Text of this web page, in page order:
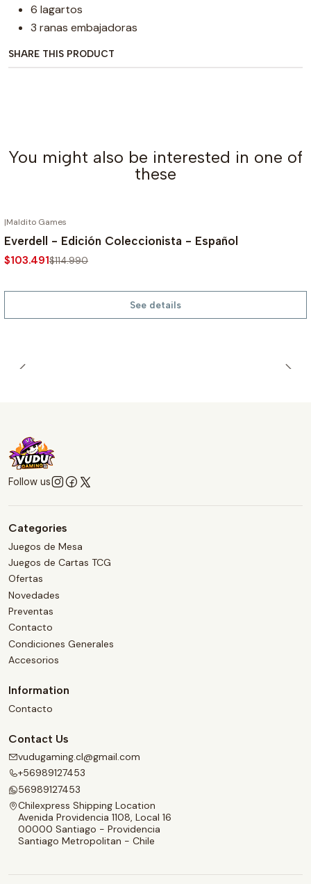
6 lagartos
3 ranas embajadoras
SHARE THIS PRODUCT
You might also be interested in one of
these
-10%
|Maldito Games
Everdell - Edición Coleccionista - Español
$103.491$114.990
See details
Follow us
Categories
Juegos de Mesa
Juegos de Cartas TCG
Ofertas
Novedades
Preventas
Contacto
Condiciones Generales
Accesorios
Information
Contacto
Contact Us
vudugaming.cl@gmail.com
+56989127453
56989127453
Chilexpress Shipping Location
Avenida Providencia 1108, Local 16
00000 Santiago - Providencia
Santiago Metropolitan - Chile